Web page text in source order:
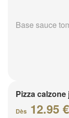
Base sauce
Pizza calzone
Dès 12.95 €